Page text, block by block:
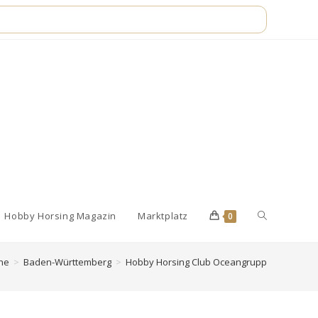
Hobby Horsing Magazin Marktplatz 0 Website-
Suche
> Baden-Württemberg > Hobby Horsing Club Oceangrupp